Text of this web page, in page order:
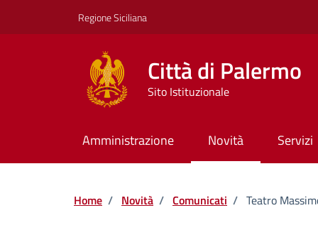
Regione Siciliana
Città di Palermo
Sito Istituzionale
Amministrazione Novità Servizi
Home / Novità / Comunicati / Teatro